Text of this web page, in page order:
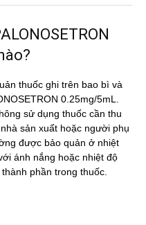
thuốc ghi trên bao bì và
0.25mg/5mL.
sử dụng thuốc cần thu
sản xuất hoặc người phụ
được bảo quản ở nhiệt
ánh nắng hoặc nhiệt độ
phần trong thuốc.